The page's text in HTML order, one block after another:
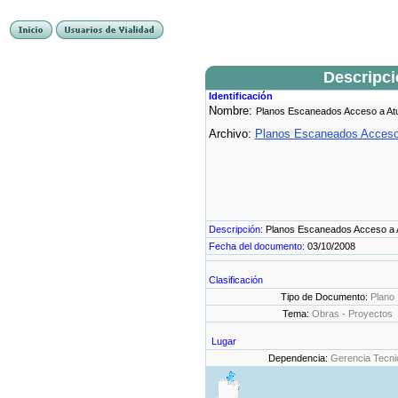
Identificación
Nombre: Planos Escaneados Acceso a
Archivo: Planos Escaneados
Descripción: Planos Escaneados Acceso a
Fecha del documento: 03/10/2008
Clasificación
Tipo de Documento: Plano
Tema: Obras - Proyectos
Lugar
Dependencia: Gerencia